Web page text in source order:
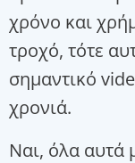
χρόνο και
τροχό, τότε
σημαντικό
χρονιά.
Ναι, όλα αυτά